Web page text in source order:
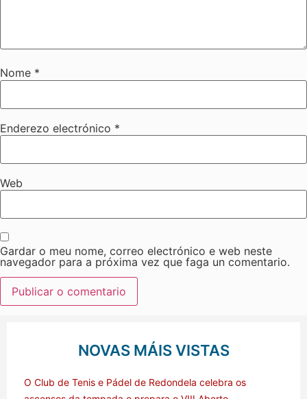
Nome *
Enderezo electrónico *
Web
Gardar o meu nome, correo electrónico e web neste
navegador para a próxima vez que faga un comentario.
NOVAS MÁIS VISTAS
O Club de Tenis e Pádel de Redondela celebra os